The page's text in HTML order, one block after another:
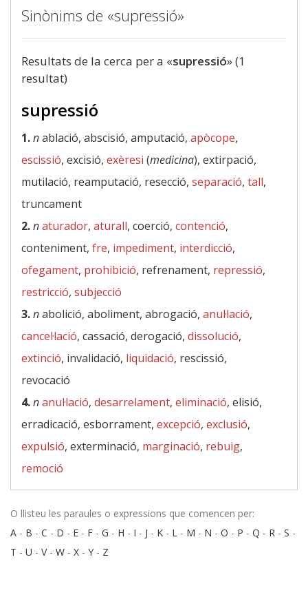
Sinònims de «supressió»
Resultats de la cerca per a «supressió» (1
resultat)
supressió
1.nablació, abscisió, amputació, apòcope,
escissió, excisió, exèresi (medicina), extirpació,
mutilació, reamputació, resecció, separació, tall,
truncament
2.naturador, aturall, coerció, contenció,
conteniment, fre, impediment, interdicció,
ofegament, prohibició, refrenament, repressió,
restricció, subjecció
3.nabolició, aboliment, abrogació, anul·lació,
cancel·lació, cassació, derogació, dissolució,
extinció, invalidació, liquidació, rescissió,
revocació
4.nanul·lació, desarrelament, eliminació, elisió,
erradicació, esborrament, excepció, exclusió,
expulsió, exterminació, marginació, rebuig,
remoció
O llisteu les paraules o expressions que comencen per:
A - B - C - D - E - F - G - H - I - J - K - L - M - N - O - P - Q - R - S -
T - U - V- W - X - Y - Z